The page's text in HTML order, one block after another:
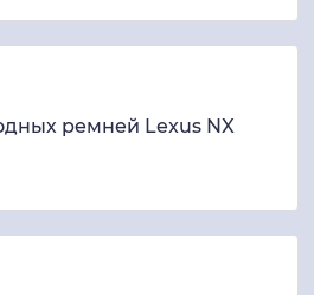
ремней Lexus NX